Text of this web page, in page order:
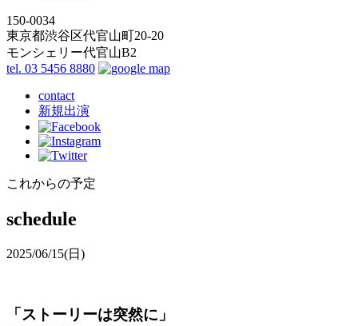
150-0034
東京都渋谷区代官山町20-20
モンシェリー代官山B2
tel. 03 5456 8880
contact
新規出演
これからの予定
schedule
2025/06/15(日)
「ストーリーは突然に」